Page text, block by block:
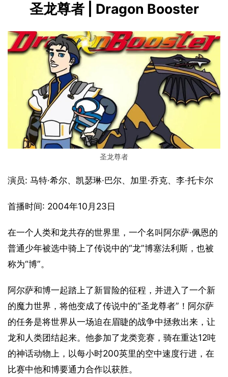
圣龙尊者 | Dragon Booster
圣龙尊者
演员: 马特·希尔、凯瑟琳·巴尔、加里·乔克、李·托卡尔
首播时间: 2004年10月23日
在一个人类和龙共存的世界里，一个名叫阿尔萨·佩恩的
普通少年被选中骑上了传说中的“龙”博塞法利斯，也被
称为“博”。
阿尔萨和博一起踏上了新冒险的征程，并进入了一个新
的魔力世界，将他变成了传说中的“圣龙尊者”！阿尔萨
的任务是将世界从一场迫在眉睫的战争中拯救出来，让
龙和人类团结起来。他参加了龙类竞赛，骑在重达12吨
的神话动物上，以每小时200英里的空中速度行进，在
比赛中他和博要通力合作以获胜。